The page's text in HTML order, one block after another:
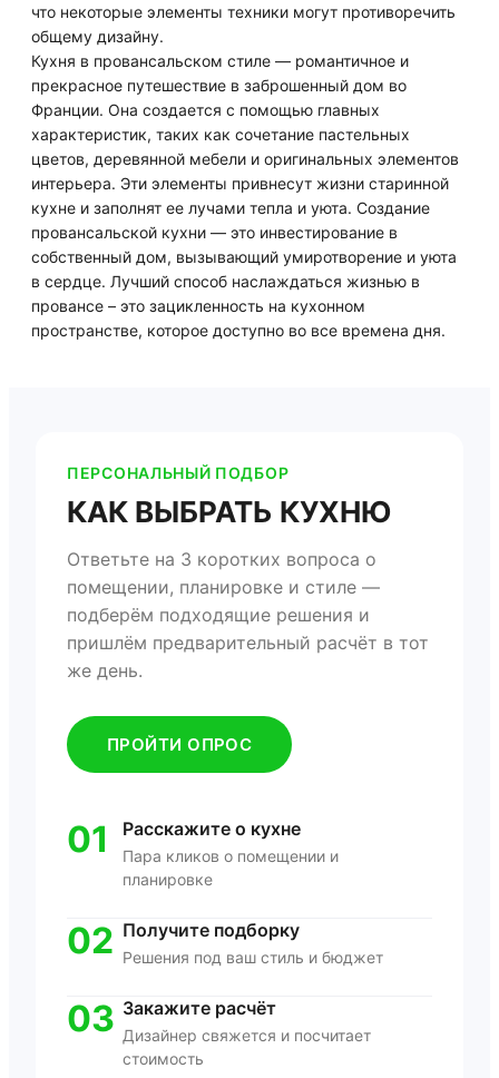
что некоторые элементы техники могут противоречить
общему дизайну.
Кухня в провансальском стиле — романтичное и
прекрасное путешествие в заброшенный дом во
Франции. Она создается с помощью главных
характеристик, таких как сочетание пастельных
цветов, деревянной мебели и оригинальных элементов
интерьера. Эти элементы привнесут жизни старинной
кухне и заполнят ее лучами тепла и уюта. Создание
провансальской кухни — это инвестирование в
собственный дом, вызывающий умиротворение и уюта
в сердце. Лучший способ наслаждаться жизнью в
провансе – это зацикленность на кухонном
пространстве, которое доступно во все времена дня.
ПЕРСОНАЛЬНЫЙ ПОДБОР
КАК ВЫБРАТЬ КУХНЮ
Ответьте на 3 коротких вопроса о
помещении, планировке и стиле —
подберём подходящие решения и
пришлём предварительный расчёт в тот
же день.
ПРОЙТИ ОПРОС
01 Расскажите о кухне
Пара кликов о помещении и
планировке
02 Получите подборку
Решения под ваш стиль и бюджет
03 Закажите расчёт
Дизайнер свяжется и посчитает
стоимость